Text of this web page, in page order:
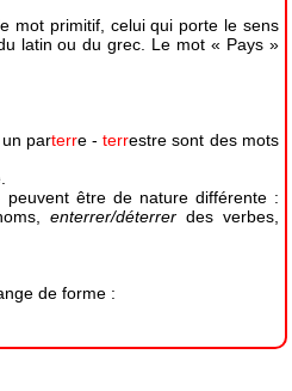
mot primitif, celui qui porte le sens
latin ou du grec. Le mot « Pays »
parterre -terrestre sont des mots
être de nature différente :
enterrer/déterrer des verbes,
de forme :